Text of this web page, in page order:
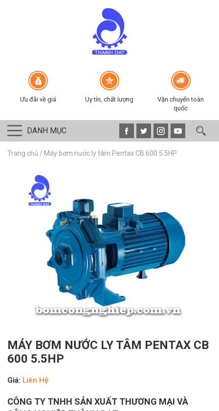
Ưu đãi về giá Uy tín, chất lượng
Vận chuyển toàn
quốc
DANH MỤC
Trang chủ / Máy bơm nước ly tâm Pentax CB 600 5.5HP
MÁY BƠM NƯỚC LY TÂM PENTAX CB
600 5.5HP
Giá: Liên Hệ
CÔNG TY TNHH SẢN XUẤT THƯƠNG MẠI VÀ